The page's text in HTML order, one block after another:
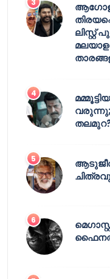
ആഗോള
ലിസ്റ്റ്
വരുന്നു;
ഫൈനൽ